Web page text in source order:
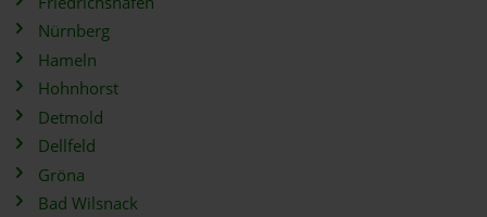
Nürnberg
Hameln
Hohnhorst
Detmold
Dellfeld
Gröna
Bad Wilsnack